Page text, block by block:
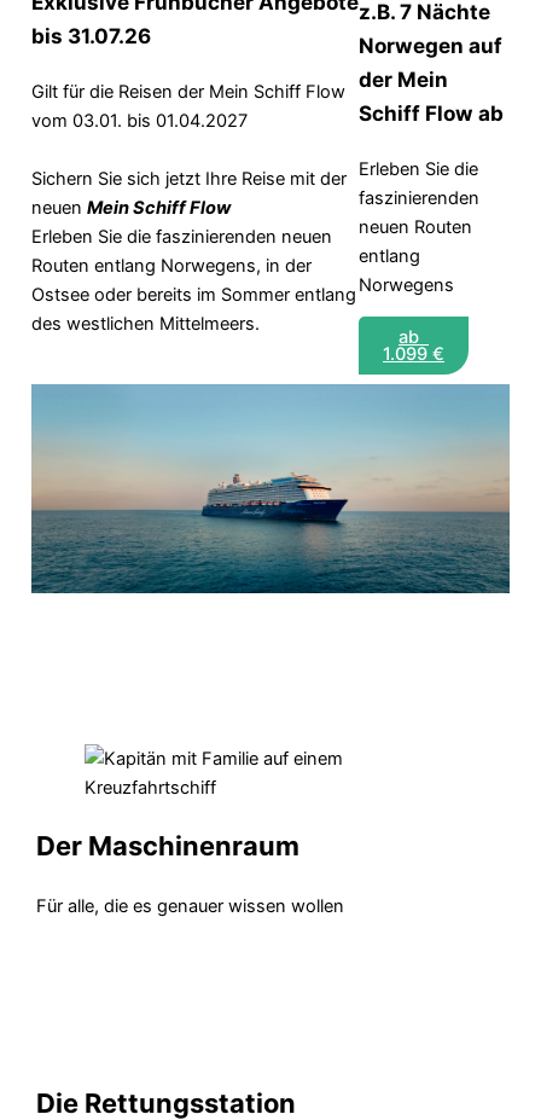
bis 31.07.26
Gilt für die Reisen der Mein Schiff Flow
vom 03.01. bis 01.04.2027
Sichern Sie sich jetzt Ihre Reise mit der
neuen Mein Schiff Flow
Erleben Sie die faszinierenden neuen
Routen entlang Norwegens, in der
Ostsee oder bereits im Sommer entlang
des westlichen Mittelmeers.
z.B. 7 Nächte
Norwegen auf
der Mein
Schiff Flow ab
Erleben Sie die
faszinierenden
neuen Routen
entlang
Norwegens
ab
1.099 €
Der Maschinenraum
Für alle, die es genauer wissen wollen
Die Rettungsstation